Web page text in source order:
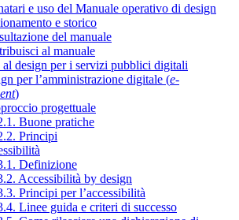
e uso del Manuale operativo di design
e storico
del manuale
al manuale
design per i servizi pubblici digitali
per l’amministrazione digitale (e-
)
progettuale
Buone pratiche
Principi
Definizione
Accessibilità by design
Principi per l’accessibilità
Linee guida e criteri di successo